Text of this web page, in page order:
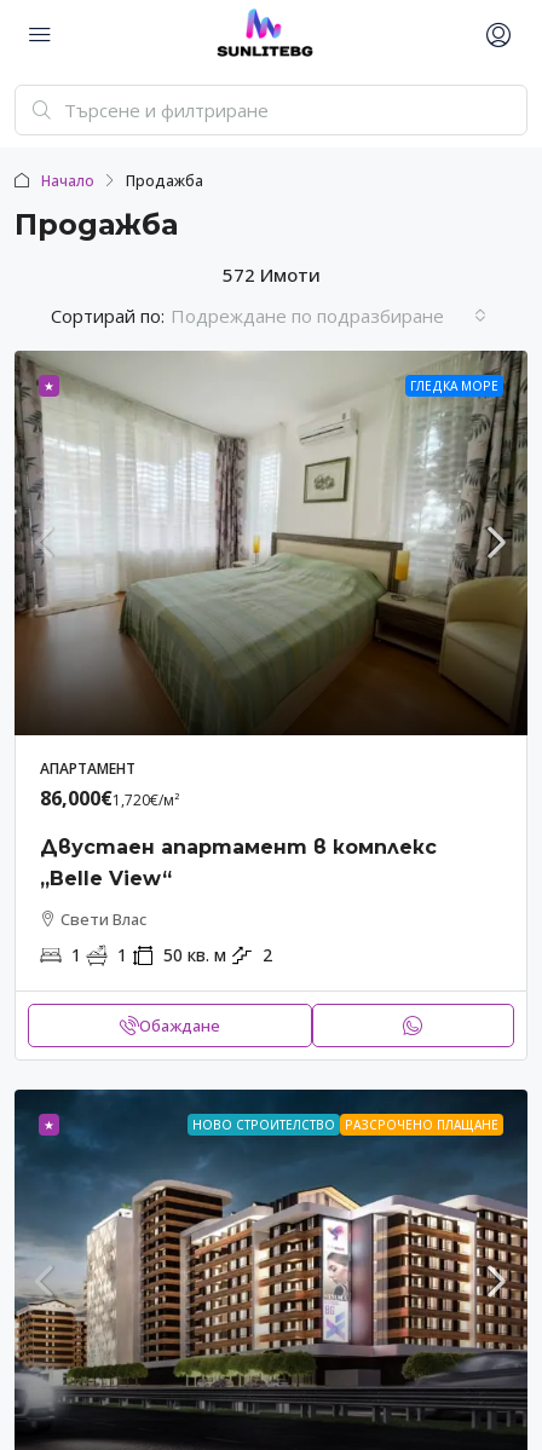
Начало Продажба
Продажба
572 Имоти
Сортирай по: Подреждане по подразбиране
★ ГЛЕДКА МОРЕ
АПАРТАМЕНТ
86,000€1,720€/м²
Двустаен апартамент в комплекс
„Belle View“
Свети Влас
1 1 50 кв. м 2
Обаждане
★ НОВО СТРОИТЕЛСТВО РАЗСРОЧЕНО ПЛАЩАНЕ